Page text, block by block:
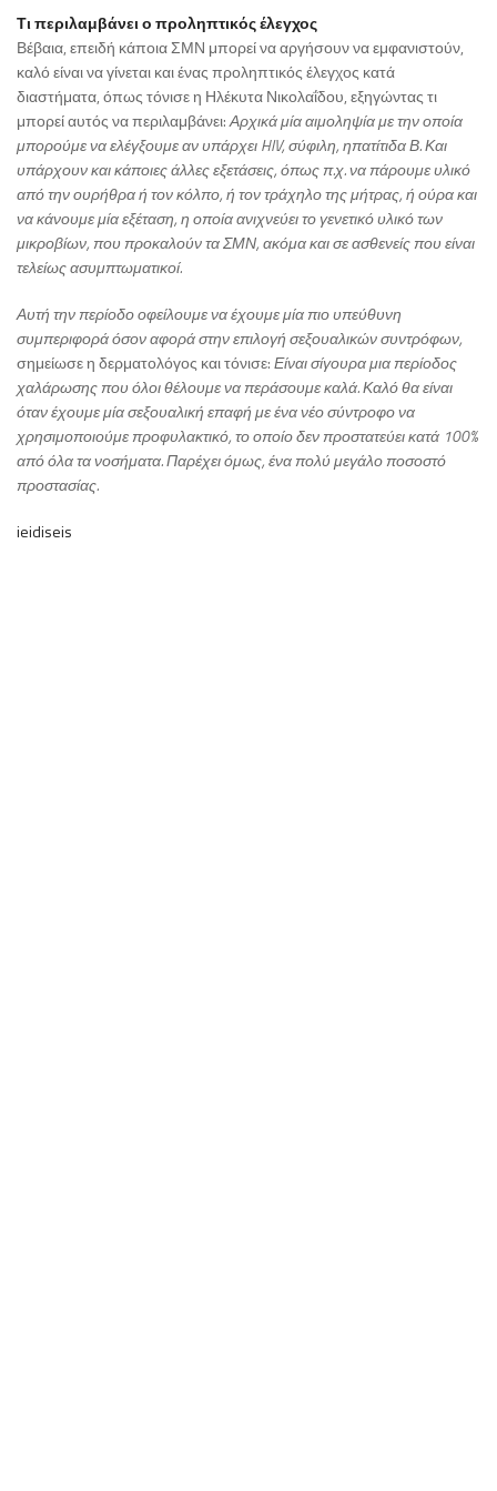
Τι περιλαμβάνει ο προληπτικός έλεγχος
Βέβαια, επειδή κάποια ΣΜΝ μπορεί να αργήσουν να εμφανιστούν,
καλό είναι να γίνεται και ένας προληπτικός έλεγχος κατά
διαστήματα, όπως τόνισε η Ηλέκυτα Νικολαΐδου, εξηγώντας τι
μπορεί αυτός να περιλαμβάνει:Αρχικά μία αιμοληψία με την οποία
μπορούμε να ελέγξουμε αν υπάρχει HIV, σύφιλη, ηπατίτιδα Β. Και
υπάρχουν και κάποιες άλλες εξετάσεις, όπως π.χ. να πάρουμε υλικό
από την ουρήθρα ή τον κόλπο, ή τον τράχηλο της μήτρας, ή ούρα και
να κάνουμε μία εξέταση, η οποία ανιχνεύει το γενετικό υλικό των
μικροβίων, που προκαλούν τα ΣΜΝ, ακόμα και σε ασθενείς που είναι
τελείως ασυμπτωματικοί.
Αυτή την περίοδο οφείλουμε να έχουμε μία πιο υπεύθυνη
συμπεριφορά όσον αφορά στην επιλογή σεξουαλικών συντρόφων,
σημείωσε η δερματολόγος και τόνισε:Είναι σίγουρα μια περίοδος
χαλάρωσης που όλοι θέλουμε να περάσουμε καλά. Καλό θα είναι
όταν έχουμε μία σεξουαλική επαφή με ένα νέο σύντροφο να
χρησιμοποιούμε προφυλακτικό, το οποίο δεν προστατεύει κατά 100%
από όλα τα νοσήματα. Παρέχει όμως, ένα πολύ μεγάλο ποσοστό
προστασίας.
ieidiseis